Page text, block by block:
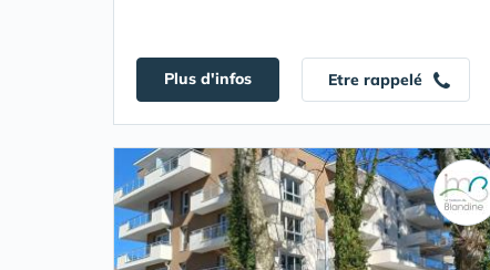
Plus d'infos Etre rappelé